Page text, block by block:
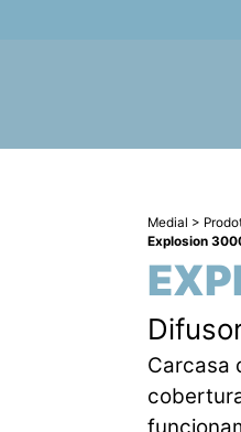
Medial >
Explosion
Carcasa